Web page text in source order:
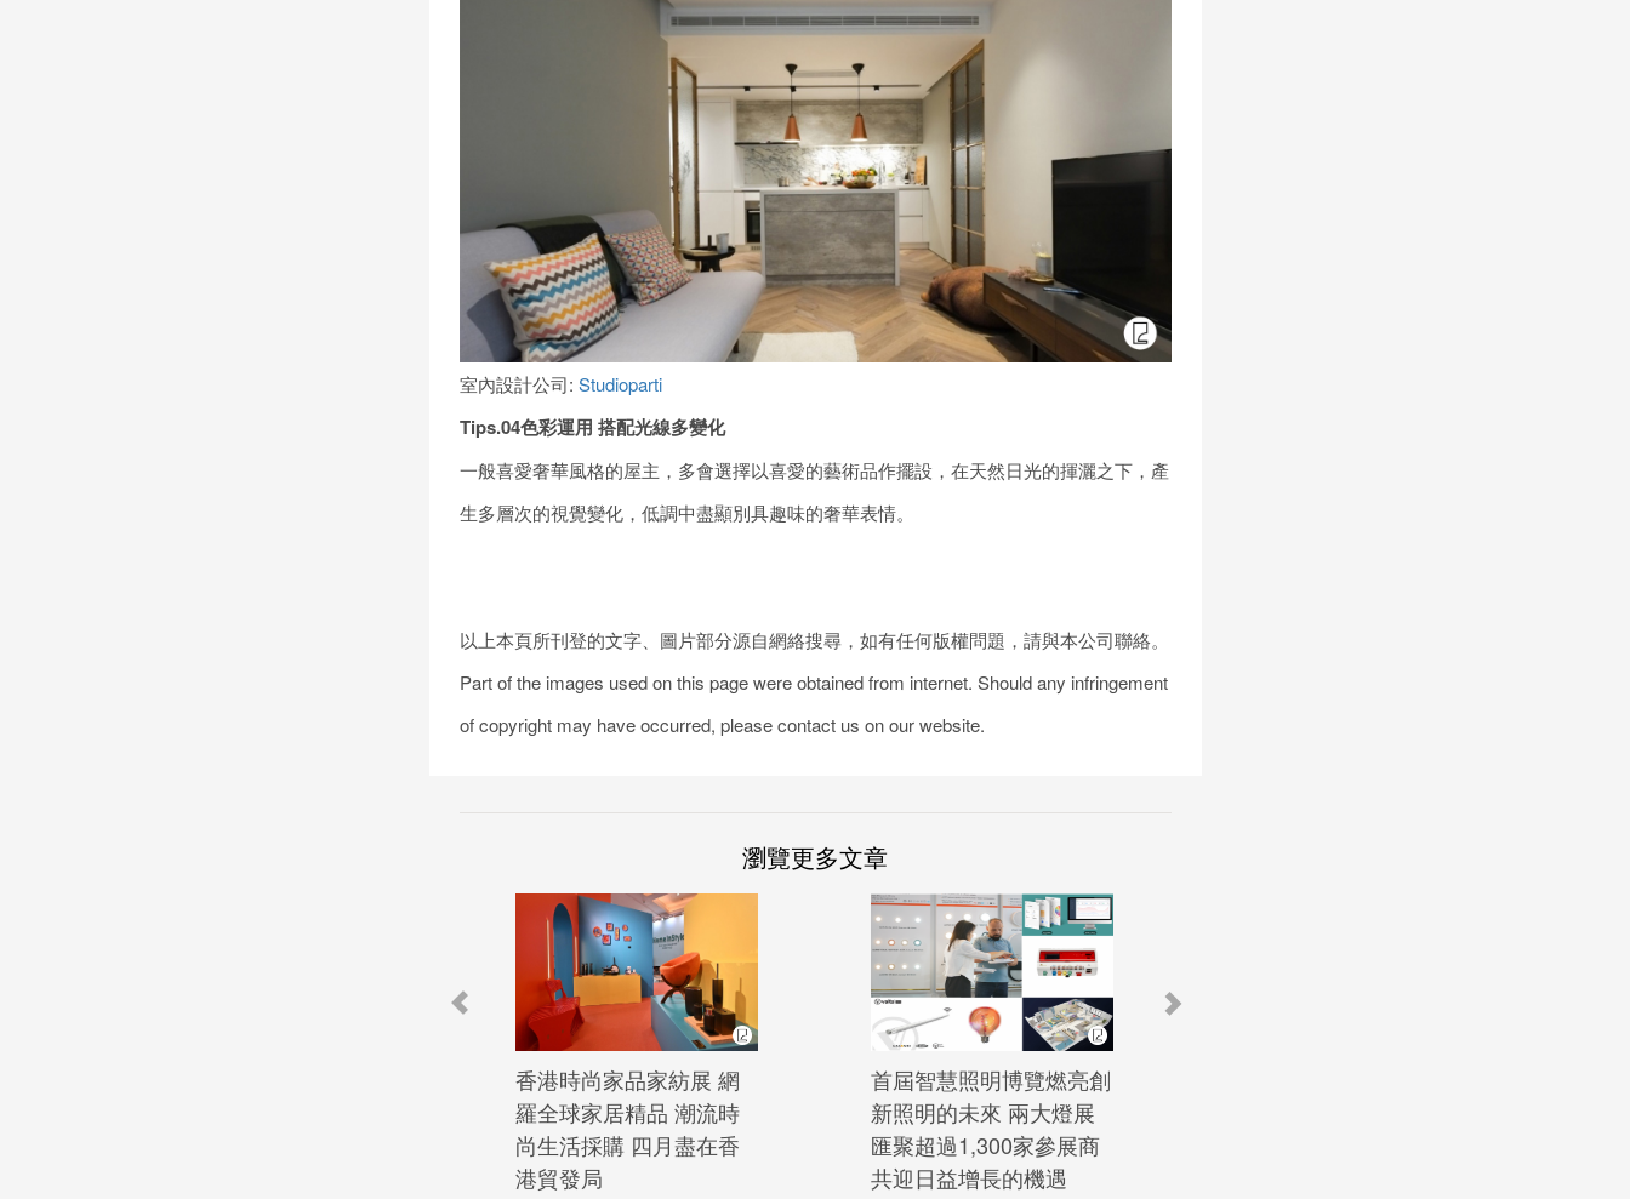
室內設計公司: Studioparti
Tips.04色彩運用 搭配光線多變化
一般喜愛奢華風格的屋主，多會選擇以喜愛的藝術品作擺設，在天然日光的揮灑之下，產
生多層次的視覺變化，低調中盡顯別具趣味的奢華表情。
以上本頁所刊登的文字、圖片部分源自網絡搜尋，如有任何版權問題，請與本公司聯絡。
Part of the images used on this page were obtained from internet. Should any infringement
of copyright may have occurred, please contact us on our website.
瀏覽更多文章
香港時尚家品家紡展 網
羅全球家居精品 潮流時
尚生活採購 四月盡在香
港貿發局
首屆智慧照明博覽燃亮創
新照明的未來 兩大燈展
匯聚超過1,300家參展商
共迎日益增長的機遇